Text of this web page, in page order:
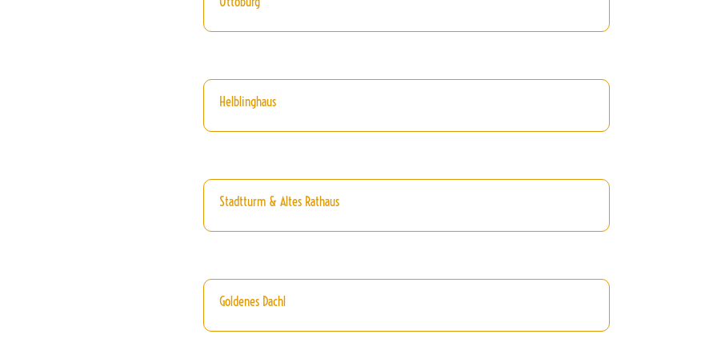
Helblinghaus
Stadtturm & Altes Rathaus
Goldenes Dachl